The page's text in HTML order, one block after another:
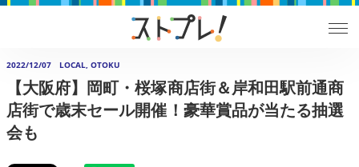
2022/12/07 LOCAL, OTOKU
【大阪府】岡町・桜塚商店街＆岸和田駅前通商
店街で歳末セール開催！豪華賞品が当たる抽選
会も